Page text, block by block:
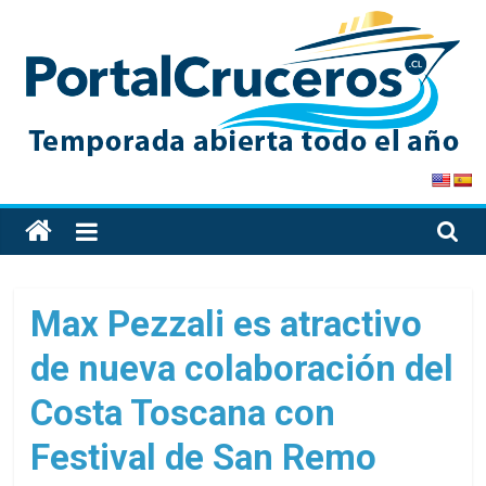
content
PortalCruceros
Toda
la
de
cruceros
en
un
solo
sitio
Max Pezzali es atractivo
de nueva colaboración del
Costa Toscana con
Festival de San Remo